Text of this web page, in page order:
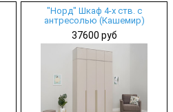
"Норд" Шкаф 4-х ств. с
антресолью (Кашемир)
37600 руб